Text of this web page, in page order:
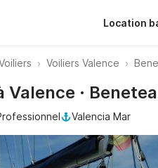
Location
Voiliers Valence
Valence ·
Valencia Mar